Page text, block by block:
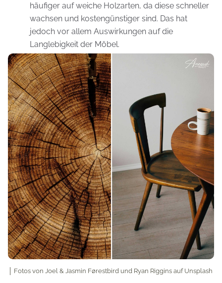
häufiger auf weiche Holzarten, da diese schneller
wachsen und kostengünstiger sind. Das hat
jedoch vor allem Auswirkungen auf die
Langlebigkeit der Möbel.
│ Fotos von Joel & Jasmin Førestbird und Ryan Riggins auf Unsplash